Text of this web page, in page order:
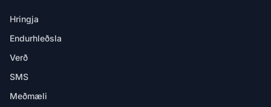
Hringja
Endurhleðsla
Verð
SMS
Meðmæli